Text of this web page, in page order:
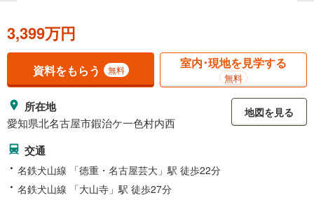
3,399万円
資料をもらう 無料 室内･現地を見学する
無料
所在地
愛知県北名古屋市鍜治ケ一色村内西
地図を見る
交通
名鉄犬山線 「徳重・名古屋芸大」駅 徒歩22分
名鉄犬山線 「大山寺」駅 徒歩27分